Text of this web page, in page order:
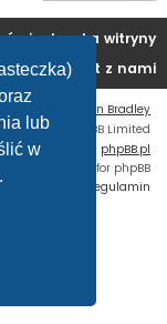
lub
w
ciasteczka witryny
Kontakt z nami
Ian Bradley
© phpBB Limited
dostarcza phpBB.pl
extension for phpBB
osobowych
Regulamin